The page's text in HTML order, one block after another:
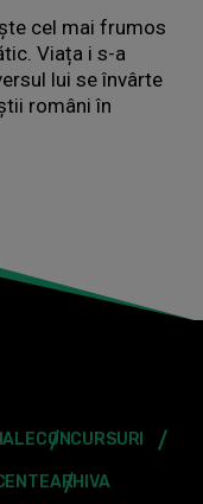
cel mai frumos
Viața i s-a
lui se învârte
români în
CONCURSURI
ARHIVA